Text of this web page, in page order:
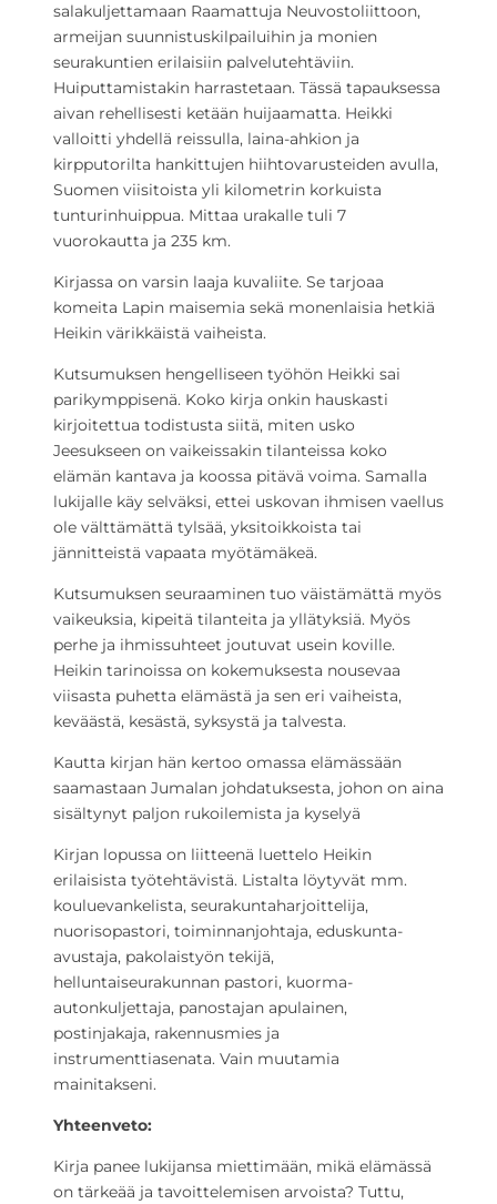
salakuljettamaan Raamattuja Neuvostoliittoon,
armeijan suunnistuskilpailuihin ja monien
seurakuntien erilaisiin palvelutehtäviin.
Huiputtamistakin harrastetaan. Tässä tapauksessa
aivan rehellisesti ketään huijaamatta. Heikki
valloitti yhdellä reissulla, laina-ahkion ja
kirpputorilta hankittujen hiihtovarusteiden avulla,
Suomen viisitoista yli kilometrin korkuista
tunturinhuippua. Mittaa urakalle tuli 7
vuorokautta ja 235 km.
Kirjassa on varsin laaja kuvaliite. Se tarjoaa
komeita Lapin maisemia sekä monenlaisia hetkiä
Heikin värikkäistä vaiheista.
Kutsumuksen hengelliseen työhön Heikki sai
parikymppisenä. Koko kirja onkin hauskasti
kirjoitettua todistusta siitä, miten usko
Jeesukseen on vaikeissakin tilanteissa koko
elämän kantava ja koossa pitävä voima. Samalla
lukijalle käy selväksi, ettei uskovan ihmisen vaellus
ole välttämättä tylsää, yksitoikkoista tai
jännitteistä vapaata myötämäkeä.
Kutsumuksen seuraaminen tuo väistämättä myös
vaikeuksia, kipeitä tilanteita ja yllätyksiä. Myös
perhe ja ihmissuhteet joutuvat usein koville.
Heikin tarinoissa on kokemuksesta nousevaa
viisasta puhetta elämästä ja sen eri vaiheista,
keväästä, kesästä, syksystä ja talvesta.
Kautta kirjan hän kertoo omassa elämässään
saamastaan Jumalan johdatuksesta, johon on aina
sisältynyt paljon rukoilemista ja kyselyä
Kirjan lopussa on liitteenä luettelo Heikin
erilaisista työtehtävistä. Listalta löytyvät mm.
kouluevankelista, seurakuntaharjoittelija,
nuorisopastori, toiminnanjohtaja, eduskunta-
avustaja, pakolaistyön tekijä,
helluntaiseurakunnan pastori, kuorma-
autonkuljettaja, panostajan apulainen,
postinjakaja, rakennusmies ja
instrumenttiasenata. Vain muutamia
mainitakseni.
Yhteenveto:
Kirja panee lukijansa miettimään, mikä elämässä
on tärkeää ja tavoittelemisen arvoista? Tuttu,